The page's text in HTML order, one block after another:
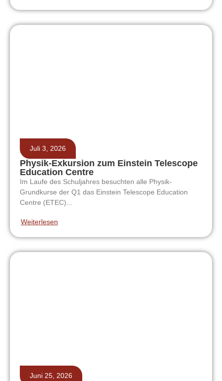
Juli 3, 2026
Physik-Exkursion zum Einstein Telescope
Education Centre
Im Laufe des Schuljahres besuchten alle Physik-
Grundkurse der Q1 das Einstein Telescope Education
Centre (ETEC)...
Weiterlesen
Juni 25, 2026